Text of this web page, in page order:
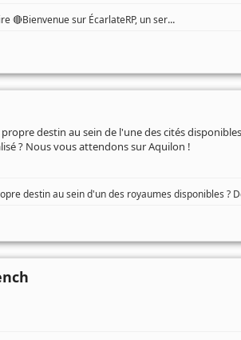
🔴Bienvenue sur ÉcarlateRP, un ser...
destin au sein de l'une des cités
? Nous vous attendons sur Aquilon !
destin au sein d'un des royaumes disponibles ?